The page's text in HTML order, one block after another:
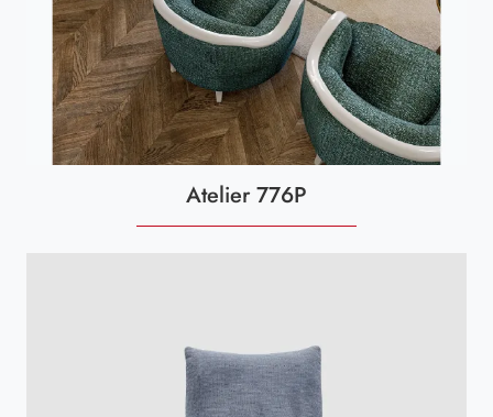
Atelier 776P